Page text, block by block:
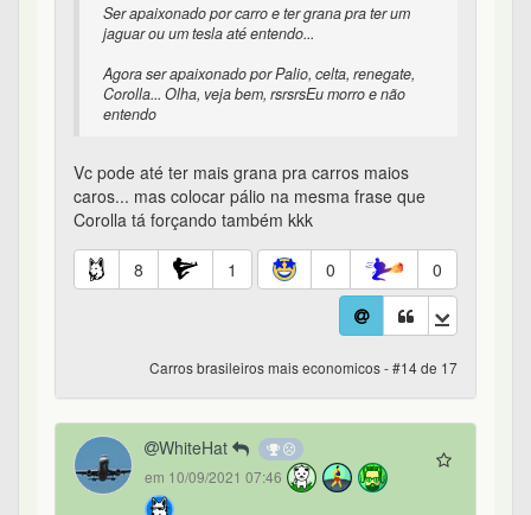
Ser apaixonado por carro e ter grana pra ter um
jaguar ou um tesla até entendo...
Agora ser apaixonado por Palio, celta, renegate,
Corolla... Olha, veja bem, rsrsrsEu morro e não
entendo
Vc pode até ter mais grana pra carros maios
caros... mas colocar pálio na mesma frase que
Corolla tá forçando também kkk
8 1 0 0
Carros brasileiros mais economicos - #14 de 17
WhiteHat
em 10/09/2021 07:46